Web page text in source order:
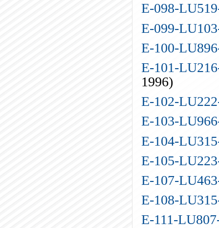
E-098-
E-099-
E-100-
E-101-
1996)
E-102-
E-103-
E-104-
E-105-
E-107-
E-108-
E-111-